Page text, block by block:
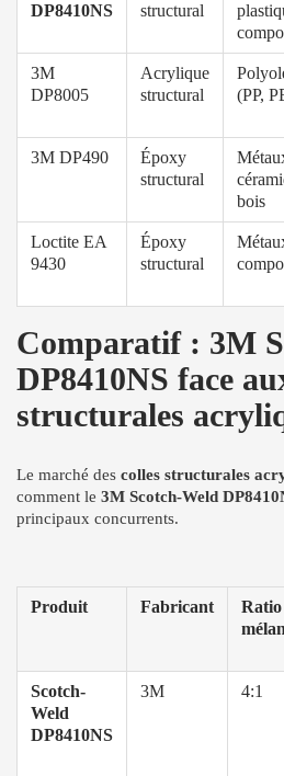
DP8410NS
structural
3M
DP8005
Acrylique
structural
(PP,
3M DP490
Époxy
structural
bois
Loctite EA
9430
Époxy
structural
Comparatif : 3M
DP8410NS face
structurales
Le marché des colles structurales
comment le 3M Scotch-Weld
principaux concurrents.
Produit Fabricant
Ratio
Scotch-
Weld
DP8410NS
3M 4:1